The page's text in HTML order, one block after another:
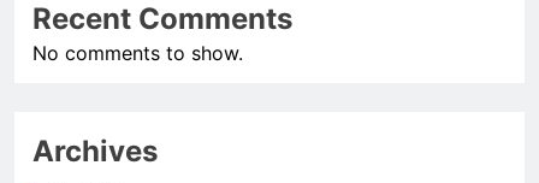
Recent Comments
No comments to show.
Archives